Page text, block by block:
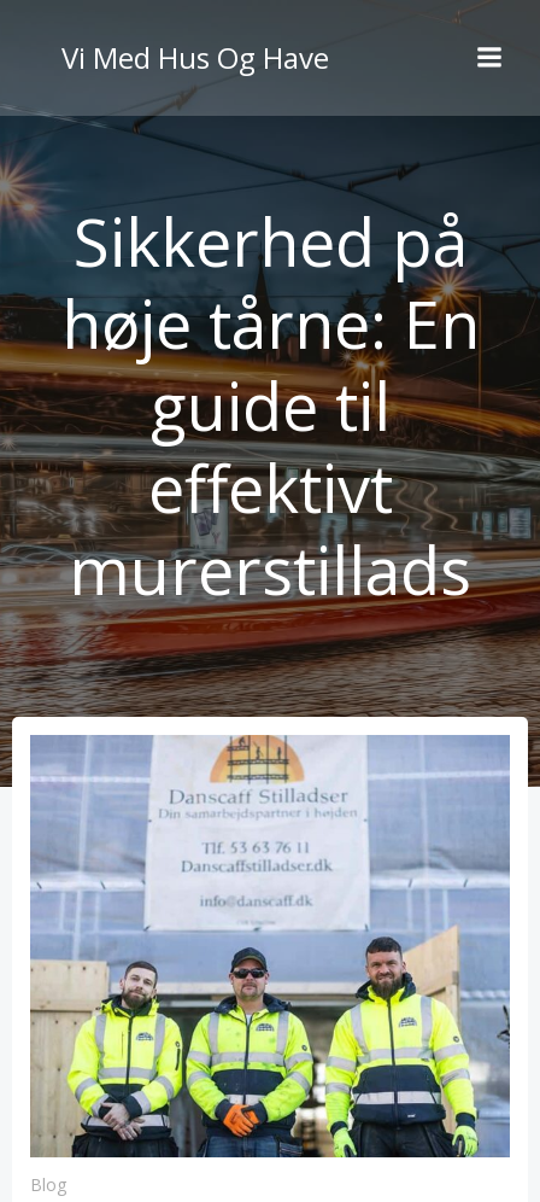
til
indhold
Vi Med Hus Og Have
Sikkerhed på
høje tårne: En
guide til
effektivt
murerstillads
Blog